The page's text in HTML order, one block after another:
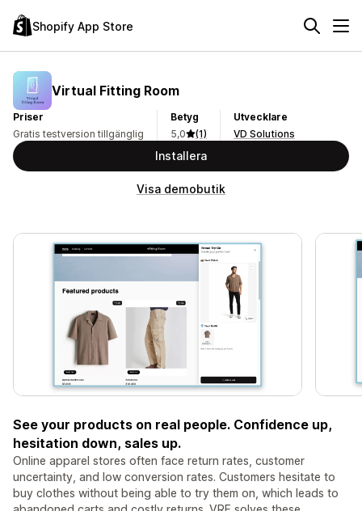
Shopify App Store
Virtual Fitting Room
Priser
Gratis testversion tillgänglig
Betyg
5,0
(1)
Utvecklare
VD Solutions
Installera
Visa demobutik
See your products on real people. Confidence up,
hesitation down, sales up.
Online apparel stores often face return rates, customer
uncertainty, and low conversion rates. Customers hesitate to
buy clothes without being able to try them on, which leads to